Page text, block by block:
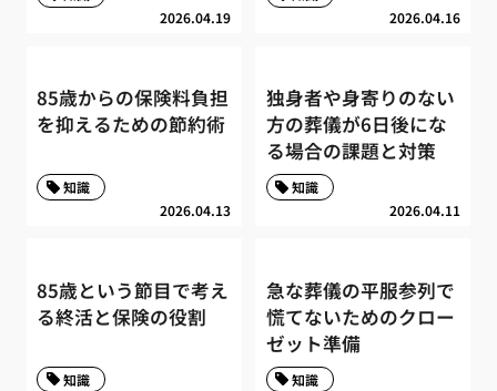
2026.04.19 2026.04.16
85歳からの保険料負担
を抑えるための節約術
2026.04.13
知識
独身者や身寄りのない
方の葬儀が6日後にな
る場合の課題と対策
2026.04.11
知識
85歳という節目で考え
る終活と保険の役割
知識
急な葬儀の平服参列で
慌てないためのクロー
ゼット準備
知識